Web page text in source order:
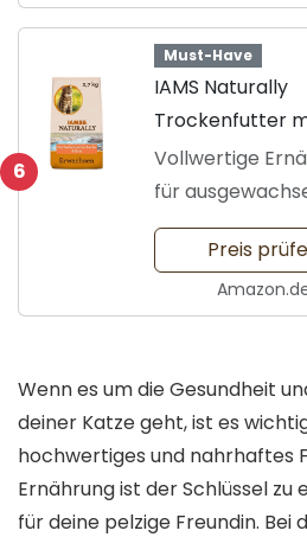
6
Must-Have
IAMS Naturally
Trockenfutter
Vollwertige
für
Katzen
Preis
Wenn es um die Gesundheit
deiner Katze geht, ist es
hochwertiges und nahrhaftes
Ernährung ist der Schlüssel zu
für deine pelzige Freundin. Bei